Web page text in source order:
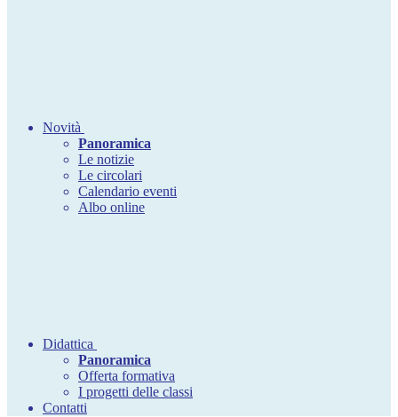
Novità
Panoramica
Le notizie
Le circolari
Calendario eventi
Albo online
Didattica
Panoramica
Offerta formativa
I progetti delle classi
Contatti